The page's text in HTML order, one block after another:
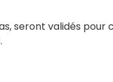
seront validés